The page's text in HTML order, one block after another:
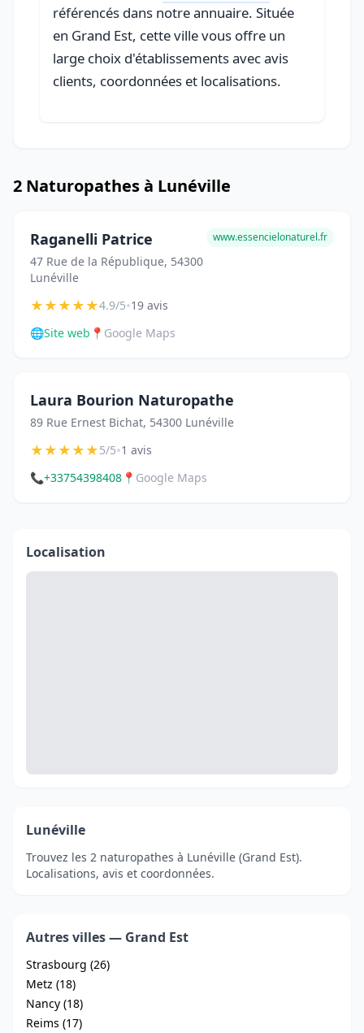
référencés dans notre annuaire. Située
en Grand Est, cette ville vous offre un
large choix d'établissements avec avis
clients, coordonnées et localisations.
2 Naturopathes à Lunéville
Raganelli Patrice
47 Rue de la République, 54300
Lunéville
www.essencielonaturel.fr
★★★★★4.9/5•19 avis
🌐Site web 📍 Google Maps
Laura Bourion Naturopathe
89 Rue Ernest Bichat, 54300 Lunéville
★★★★★5/5•1 avis
📞+33754398408 📍 Google Maps
Localisation
Lunéville
Trouvez les 2 naturopathes à Lunéville (Grand Est).
Localisations, avis et coordonnées.
Autres villes — Grand Est
Strasbourg (26)
Metz (18)
Nancy (18)
Reims (17)